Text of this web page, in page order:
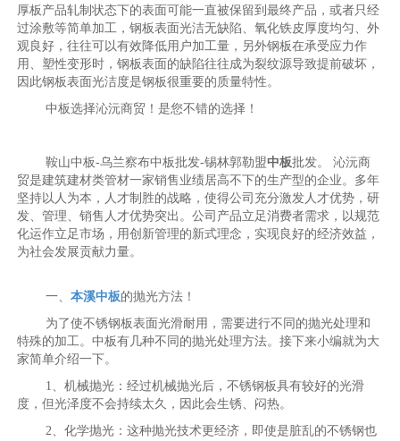
厚板产品轧制状态下的表面可能一直被保留到最终产品，或者只经
过涂敷等简单加工，钢板表面光洁无缺陷、氧化铁皮厚度均匀、外
观良好，往往可以有效降低用户加工量，另外钢板在承受应力作
用、塑性变形时，钢板表面的缺陷往往成为裂纹源导致提前破坏，
因此钢板表面光洁度是钢板很重要的质量特性。
中板选择沁沅商贸！是您不错的选择！
鞍山中板-乌兰察布中板批发-锡林郭勒盟中板批发。 沁沅商
贸是建筑建材类管材一家销售业绩居高不下的生产型的企业。多年
坚持以人为本，人才制胜的战略，使得公司充分激发人才优势，研
发、管理、销售人才优势突出。公司产品立足消费者需求，以规范
化运作立足市场，用创新管理的新式理念，实现良好的经济效益，
为社会发展贡献力量。
一、本溪中板的抛光方法！
为了使不锈钢板表面光滑耐用，需要进行不同的抛光处理和
特殊的加工。中板有几种不同的抛光处理方法。接下来小编就为大
家简单介绍一下。
1、机械抛光：经过机械抛光后，不锈钢板具有较好的光滑
度，但光泽度不会持续太久，因此会生锈、闷热。
2、化学抛光：这种抛光技术更经济，即使是脏乱的不锈钢也